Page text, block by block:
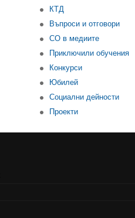
КТД
Въпроси и отговори
СО в медиите
Приключили обучения
Конкурси
Юбилей
Социални дейности
Проекти